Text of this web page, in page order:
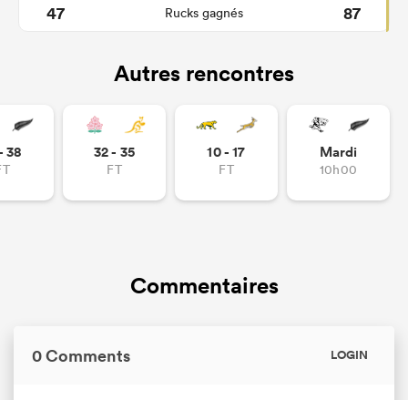
47 Rucks gagnés 87
Autres rencontres
38 32 - 35
FT
10 - 17
FT
Mardi
10h00
Commentaires
0 Comments LOGIN